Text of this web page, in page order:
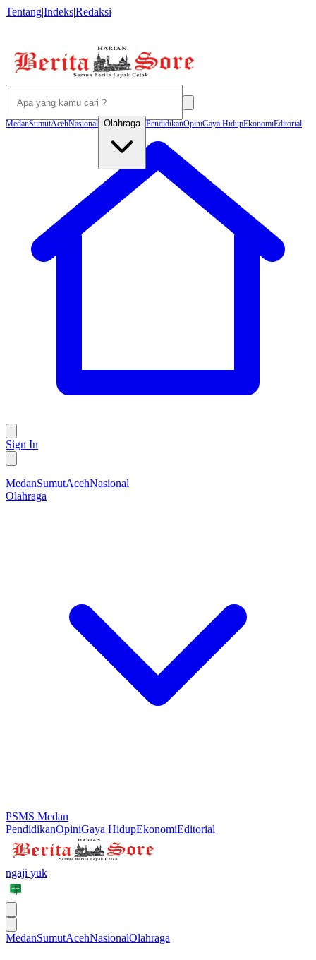
Tentang|Indeks|Redaksi
MedanSumutAcehNasional Olahraga PendidikanOpiniGaya HidupEkonomiEditorial
Sign In
MedanSumutAcehNasional
Olahraga
PSMS Medan
PendidikanOpiniGaya HidupEkonomiEditorial
ngaji yuk
MedanSumutAcehNasionalOlahraga